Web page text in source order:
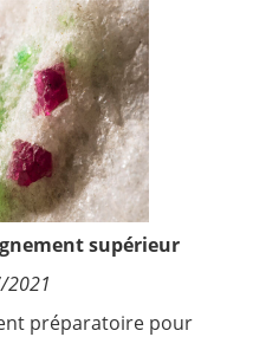
supérieur
2021
préparatoire pour